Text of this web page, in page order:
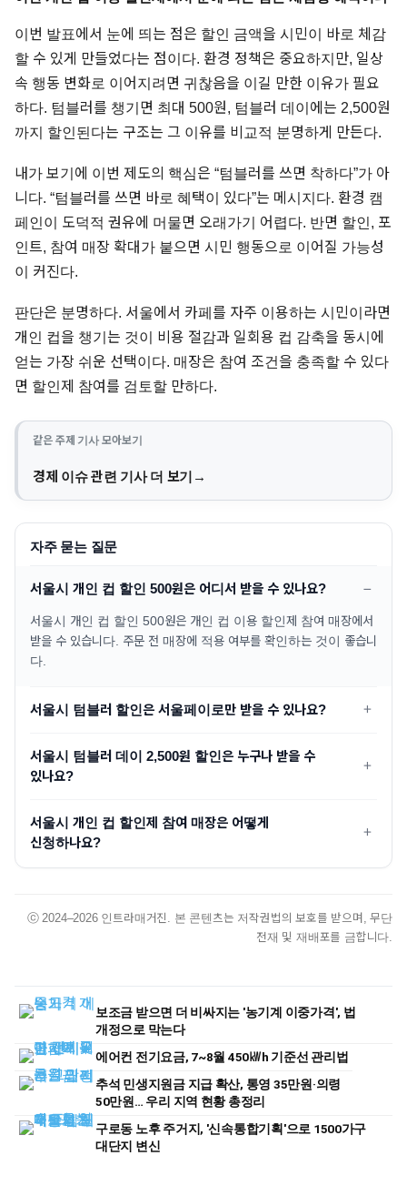
이번 발표에서 눈에 띄는 점은 할인 금액을 시민이 바로 체감
할 수 있게 만들었다는 점이다. 환경 정책은 중요하지만, 일상
속 행동 변화로 이어지려면 귀찮음을 이길 만한 이유가 필요
하다. 텀블러를 챙기면 최대 500원, 텀블러 데이에는 2,500원
까지 할인된다는 구조는 그 이유를 비교적 분명하게 만든다.
내가 보기에 이번 제도의 핵심은 “텀블러를 쓰면 착하다”가 아
니다. “텀블러를 쓰면 바로 혜택이 있다”는 메시지다. 환경 캠
페인이 도덕적 권유에 머물면 오래가기 어렵다. 반면 할인, 포
인트, 참여 매장 확대가 붙으면 시민 행동으로 이어질 가능성
이 커진다.
판단은 분명하다. 서울에서 카페를 자주 이용하는 시민이라면
개인 컵을 챙기는 것이 비용 절감과 일회용 컵 감축을 동시에
얻는 가장 쉬운 선택이다. 매장은 참여 조건을 충족할 수 있다
면 할인제 참여를 검토할 만하다.
같은 주제 기사 모아보기
경제 이슈 관련 기사 더 보기
자주 묻는 질문
서울시 개인 컵 할인 500원은 어디서 받을 수 있나요?
서울시 개인 컵 할인 500원은 개인 컵 이용 할인제 참여 매장에서
받을 수 있습니다. 주문 전 매장에 적용 여부를 확인하는 것이 좋습니
다.
서울시 텀블러 할인은 서울페이로만 받을 수 있나요?
서울시 텀블러 데이 2,500원 할인은 누구나 받을 수
있나요?
서울시 개인 컵 할인제 참여 매장은 어떻게
신청하나요?
ⓒ 2024–2026 인트라매거진. 본 콘텐츠는 저작권법의 보호를 받으며, 무단
전재 및 재배포를 금합니다.
보조금 받으면 더 비싸지는 '농기계 이중가격', 법
개정으로 막는다
에어컨 전기요금, 7~8월 450㎾h 기준선 관리법
추석 민생지원금 지급 확산, 통영 35만원·의령
50만원… 우리 지역 현황 총정리
구로동 노후 주거지, '신속통합기획'으로 1500가구
대단지 변신